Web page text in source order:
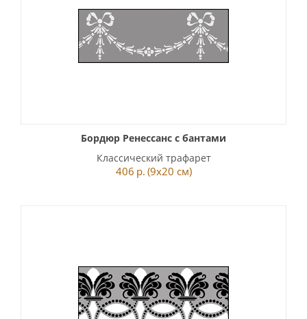
Бордюр Ренессанс с бантами
Классический трафарет
406 р. (9x20 см)